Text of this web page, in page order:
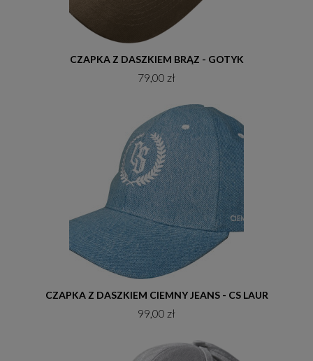
Do koszyka
CZAPKA Z DASZKIEM BRĄZ - GOTYK
79,00 zł
Do koszyka
CZAPKA Z DASZKIEM CIEMNY JEANS - CS LAUR
99,00 zł